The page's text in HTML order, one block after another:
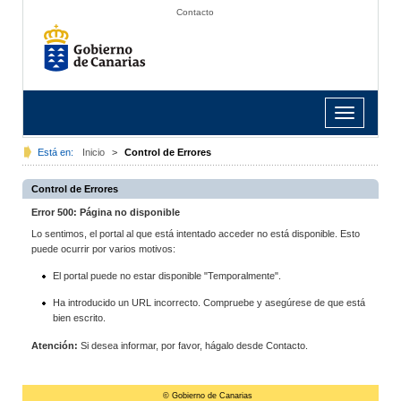
Contacto
Toggle
navigation
Está en: Inicio > Control de Errores
Control de Errores
Error 500: Página no disponible
Lo sentimos, el portal al que está intentado acceder no está disponible. Esto
puede ocurrir por varios motivos:
El portal puede no estar disponible "Temporalmente".
Ha introducido un URL incorrecto. Compruebe y asegúrese de que está
bien escrito.
Atención: Si desea informar, por favor, hágalo desde Contacto.
© Gobierno de Canarias